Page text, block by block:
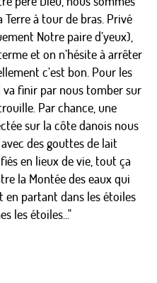
à tour de bras. Privé
Notre paire d’yeux),
et on n’hésite à arrêter
c’est bon. Pour les
va finir par nous tomber sur
Par chance, une
sur la côte danois nous
des gouttes de lait
en lieux de vie, tout ça
la Montée des eaux qui
en partant dans les étoiles
les étoiles..."